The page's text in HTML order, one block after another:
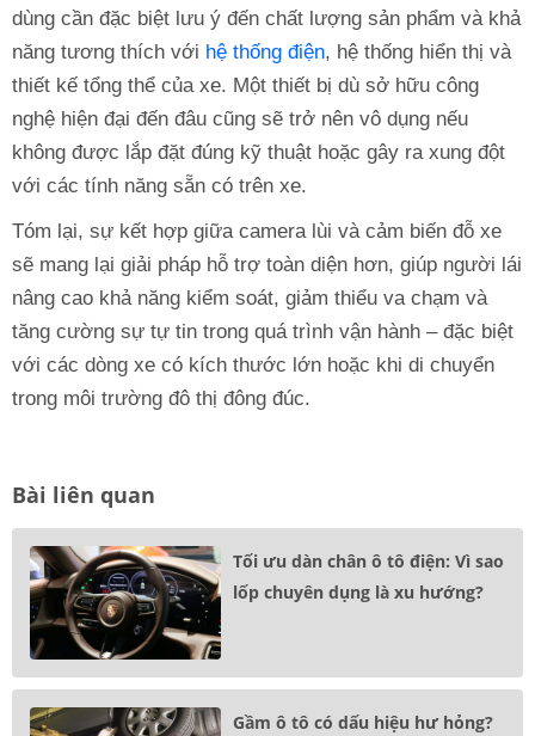
dùng cần đặc biệt lưu ý đến chất lượng sản phẩm và khả
năng tương thích với hệ thống điện, hệ thống hiển thị và
thiết kế tổng thể của xe. Một thiết bị dù sở hữu công
nghệ hiện đại đến đâu cũng sẽ trở nên vô dụng nếu
không được lắp đặt đúng kỹ thuật hoặc gây ra xung đột
với các tính năng sẵn có trên xe.
Tóm lại, sự kết hợp giữa camera lùi và cảm biến đỗ xe
sẽ mang lại giải pháp hỗ trợ toàn diện hơn, giúp người lái
nâng cao khả năng kiểm soát, giảm thiểu va chạm và
tăng cường sự tự tin trong quá trình vận hành – đặc biệt
với các dòng xe có kích thước lớn hoặc khi di chuyển
trong môi trường đô thị đông đúc.
Bài liên quan
Tối ưu dàn chân ô tô điện: Vì sao
lốp chuyên dụng là xu hướng?
Gầm ô tô có dấu hiệu hư hỏng?